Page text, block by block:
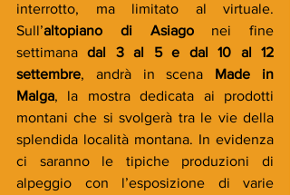
interrotto, ma limitato al virtuale.
Sull’altopiano di Asiago nei fine
settimana dal 3 al 5 e dal 10 al 12
settembre, andrà in scena Made in
Malga, la mostra dedicata ai prodotti
montani che si svolgerà tra le vie della
splendida località montana. In evidenza
ci saranno le tipiche produzioni di
alpeggio con l’esposizione di varie